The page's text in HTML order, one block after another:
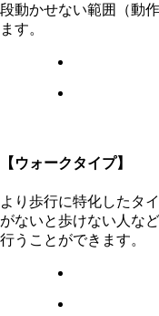
段動かせない範囲（動
ます。
【ウォークタイプ】
より歩行に特化したタ
がないと歩けない人な
行うことができます。